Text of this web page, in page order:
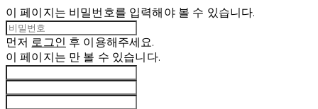
이 페이지는 비밀번호를 입력해야 볼 수 있습니다.
먼저 로그인 후 이용해주세요.
이 페이지는 만 볼 수 있습니다.